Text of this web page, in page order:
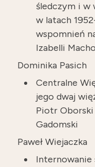
śledczym i w
w latach
wspomnień
Izabelli
Dominika Pasich
Centralne
jego dwaj
Piotr
Gadomski
Paweł Wiejaczka